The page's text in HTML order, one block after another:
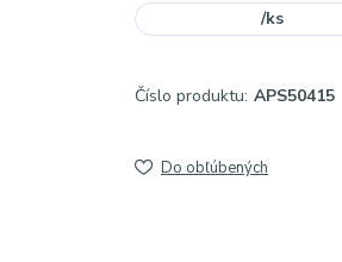
/ks
Číslo produktu: APS50415
Do obľúbených